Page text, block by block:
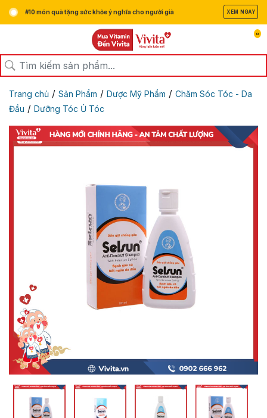
#10 món quà tặng sức khỏe ý nghĩa cho người già XEM NGAY
0
Trang chủ / Sản Phẩm / Dược Mỹ Phẩm / Chăm Sóc Tóc - Da
Đầu / Dưỡng Tóc Ủ Tóc